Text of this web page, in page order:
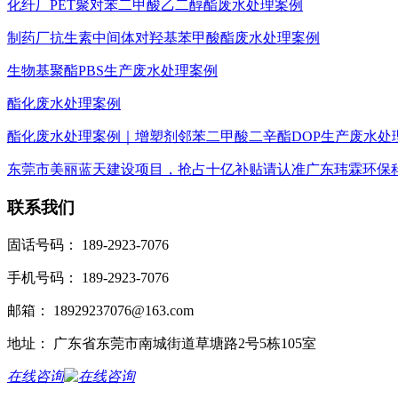
化纤厂PET聚对苯二甲酸乙二醇酯废水处理案例
制药厂抗生素中间体对羟基苯甲酸酯废水处理案例
生物基聚酯PBS生产废水处理案例
酯化废水处理案例
酯化废水处理案例｜增塑剂邻苯二甲酸二辛酯DOP生产废水处
东莞市美丽蓝天建设项目，抢占十亿补贴请认准广东玮霖环保
联系我们
固话号码： 189-2923-7076
手机号码： 189-2923-7076
邮箱： 18929237076@163.com
地址： 广东省东莞市南城街道草塘路2号5栋105室
在线咨询